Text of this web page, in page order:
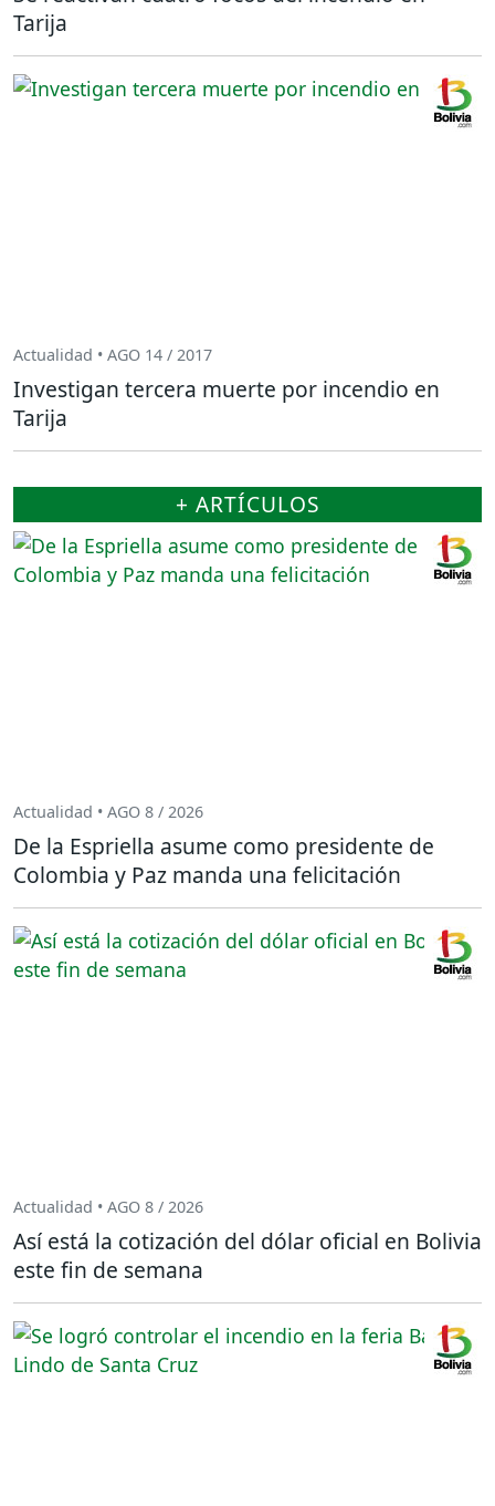
Tarija
Actualidad • AGO 14 / 2017
Investigan tercera muerte por incendio en
Tarija
+ ARTÍCULOS
Actualidad • AGO 8 / 2026
De la Espriella asume como presidente de
Colombia y Paz manda una felicitación
Actualidad • AGO 8 / 2026
Así está la cotización del dólar oficial en Bolivia
este fin de semana